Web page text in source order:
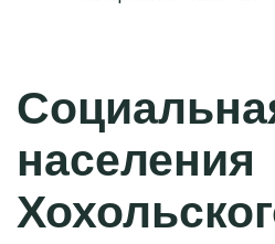
населения